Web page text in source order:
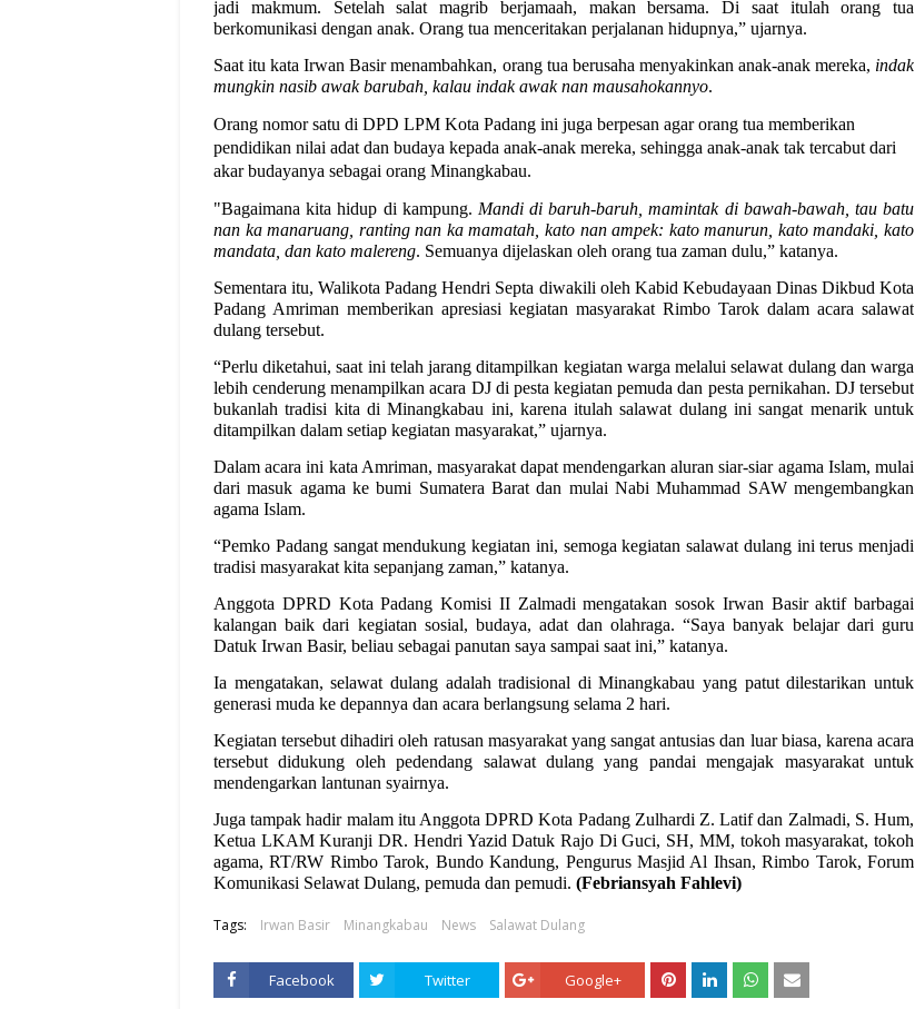
jadi makmum. Setelah salat magrib berjamaah, makan bersama. Di saat itulah orang tua
berkomunikasi dengan anak. Orang tua menceritakan perjalanan hidupnya,” ujarnya.
Saat itu kata Irwan Basir menambahkan, orang tua berusaha menyakinkan anak-anak mereka, indak
mungkin nasib awak barubah, kalau indak awak nan mausahokannyo.
Orang nomor satu di DPD LPM Kota Padang ini juga berpesan agar orang tua memberikan
pendidikan nilai adat dan budaya kepada anak-anak mereka, sehingga anak-anak tak tercabut dari
akar budayanya sebagai orang Minangkabau.
"Bagaimana kita hidup di kampung. Mandi di baruh-baruh, mamintak di bawah-bawah, tau batu
nan ka manaruang, ranting nan ka mamatah, kato nan ampek: kato manurun, kato mandaki, kato
mandata, dan kato malereng. Semuanya dijelaskan oleh orang tua zaman dulu,” katanya.
Sementara itu, Walikota Padang Hendri Septa diwakili oleh Kabid Kebudayaan Dinas Dikbud Kota
Padang Amriman memberikan apresiasi kegiatan masyarakat Rimbo Tarok dalam acara salawat
dulang tersebut.
“Perlu diketahui, saat ini telah jarang ditampilkan kegiatan warga melalui selawat dulang dan warga
lebih cenderung menampilkan acara DJ di pesta kegiatan pemuda dan pesta pernikahan. DJ tersebut
bukanlah tradisi kita di Minangkabau ini, karena itulah salawat dulang ini sangat menarik untuk
ditampilkan dalam setiap kegiatan masyarakat,” ujarnya.
Dalam acara ini kata Amriman, masyarakat dapat mendengarkan aluran siar-siar agama Islam, mulai
dari masuk agama ke bumi Sumatera Barat dan mulai Nabi Muhammad SAW mengembangkan
agama Islam.
“Pemko Padang sangat mendukung kegiatan ini, semoga kegiatan salawat dulang ini terus menjadi
tradisi masyarakat kita sepanjang zaman,” katanya.
Anggota DPRD Kota Padang Komisi II Zalmadi mengatakan sosok Irwan Basir aktif barbagai
kalangan baik dari kegiatan sosial, budaya, adat dan olahraga. “Saya banyak belajar dari guru
Datuk Irwan Basir, beliau sebagai panutan saya sampai saat ini,” katanya.
Ia mengatakan, selawat dulang adalah tradisional di Minangkabau yang patut dilestarikan untuk
generasi muda ke depannya dan acara berlangsung selama 2 hari.
Kegiatan tersebut dihadiri oleh ratusan masyarakat yang sangat antusias dan luar biasa, karena acara
tersebut didukung oleh pedendang salawat dulang yang pandai mengajak masyarakat untuk
mendengarkan lantunan syairnya.
Juga tampak hadir malam itu Anggota DPRD Kota Padang Zulhardi Z. Latif dan Zalmadi, S. Hum,
Ketua LKAM Kuranji DR. Hendri Yazid Datuk Rajo Di Guci, SH, MM, tokoh masyarakat, tokoh
agama, RT/RW Rimbo Tarok, Bundo Kandung, Pengurus Masjid Al Ihsan, Rimbo Tarok, Forum
Komunikasi Selawat Dulang, pemuda dan pemudi. (Febriansyah Fahlevi)
Tags: Irwan Basir Minangkabau News Salawat Dulang
Facebook Twitter Google+